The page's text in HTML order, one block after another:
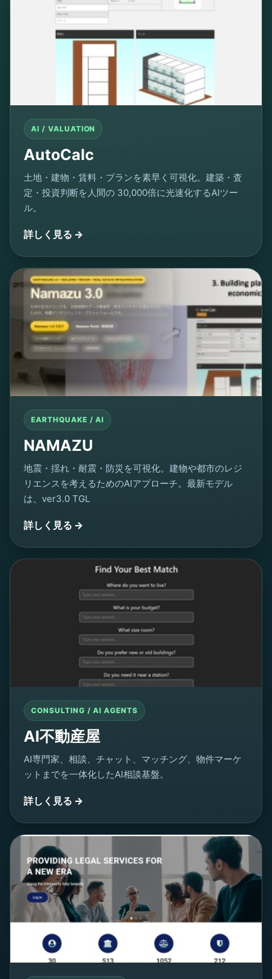
AI / VALUATION
AutoCalc
土地・建物・賃料・プランを素早く可視化。建築・査
定・投資判断を人間の 30,000倍に光速化するAIツー
ル。
詳しく見る →
EARTHQUAKE / AI
NAMAZU
地震・揺れ・耐震・防災を可視化。建物や都市のレジ
リエンスを考えるためのAIアプローチ。最新モデル
は、ver3.0 TGL
詳しく見る →
CONSULTING / AI AGENTS
AI不動産屋
AI専門家、相談、チャット、マッチング、物件マーケ
ットまでを一体化したAI相談基盤。
詳しく見る →